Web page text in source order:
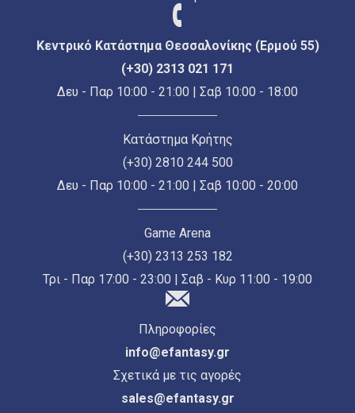
Κεντρικό Κατάστημα Θεσσαλονίκης (Ερμού 55)
(+30) 2313 021 171
Δευ - Παρ 10:00 - 21:00 | Σαβ 10:00 - 18:00
Κατάστημα Κρήτης
(+30) 2810 244 500
Δευ - Παρ 10:00 - 21:00 | Σαβ 10:00 - 20:00
Game Arena
(+30) 2313 253 182
Τρι - Παρ 17:00 - 23:00 | Σαβ - Κυρ 11:00 - 19:00
Πληροφορίες
info@efantasy.gr
Σχετικά με τις αγορές
sales@efantasy.gr